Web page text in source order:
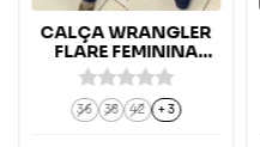
CALÇA WRANGLER
FLARE FEMININA
SALLY WF2013
36 38 42 + 3